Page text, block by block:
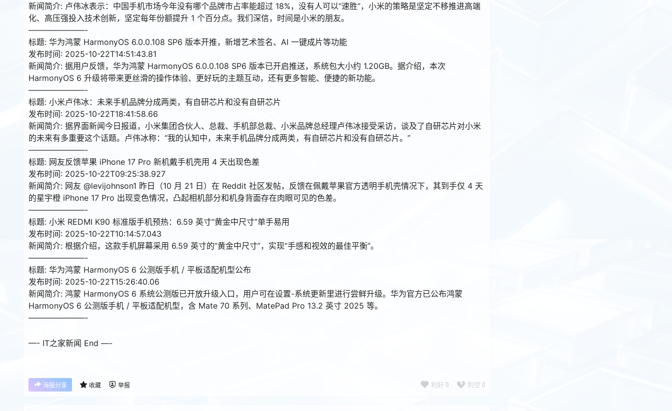
新闻简介: 卢伟冰表示：中国手机市场今年没有哪个品牌市占率能超过 18%，没有人可以“速胜”，小米的策略是坚定不移推进高端
化、高压强投入技术创新，坚定每年份额提升 1 个百分点。我们深信，时间是小米的朋友。
———————-
标题: 华为鸿蒙 HarmonyOS 6.0.0.108 SP6 版本开推，新增艺术签名、AI 一键成片等功能
发布时间: 2025-10-22T14:51:43.81
新闻简介: 据用户反馈，华为鸿蒙 HarmonyOS 6.0.0.108 SP6 版本已开启推送，系统包大小约 1.20GB。据介绍，本次
HarmonyOS 6 升级将带来更丝滑的操作体验、更好玩的主题互动，还有更多智能、便捷的新功能。
———————-
标题: 小米卢伟冰：未来手机品牌分成两类，有自研芯片和没有自研芯片
发布时间: 2025-10-22T18:41:58.66
新闻简介: 据界面新闻今日报道，小米集团合伙人、总裁、手机部总裁、小米品牌总经理卢伟冰接受采访，谈及了自研芯片对小米
的未来有多重要这个话题。卢伟冰称：“我的认知中，未来手机品牌分成两类，有自研芯片和没有自研芯片。”
———————-
标题: 网友反馈苹果 iPhone 17 Pro 新机戴手机壳用 4 天出现色差
发布时间: 2025-10-22T09:25:38.927
新闻简介: 网友 @levijohnson1 昨日（10 月 21 日）在 Reddit 社区发帖，反馈在佩戴苹果官方透明手机壳情况下，其到手仅 4 天
的星宇橙 iPhone 17 Pro 出现变色情况，凸起相机部分和机身背面存在肉眼可见的色差。
———————-
标题: 小米 REDMI K90 标准版手机预热：6.59 英寸“黄金中尺寸”单手易用
发布时间: 2025-10-22T10:14:57.043
新闻简介: 根据介绍，这款手机屏幕采用 6.59 英寸的“黄金中尺寸”，实现“手感和视效的最佳平衡”。
———————-
标题: 华为鸿蒙 HarmonyOS 6 公测版手机 / 平板适配机型公布
发布时间: 2025-10-22T15:26:40.06
新闻简介: 鸿蒙 HarmonyOS 6 系统公测版已开放升级入口，用户可在设置-系统更新里进行尝鲜升级。华为官方已公布鸿蒙
HarmonyOS 6 公测版手机 / 平板适配机型，含 Mate 70 系列、MatePad Pro 13.2 英寸 2025 等。
———————-
—- IT之家新闻 End —-
海报分享 收藏 举报 利好 0 利空 0